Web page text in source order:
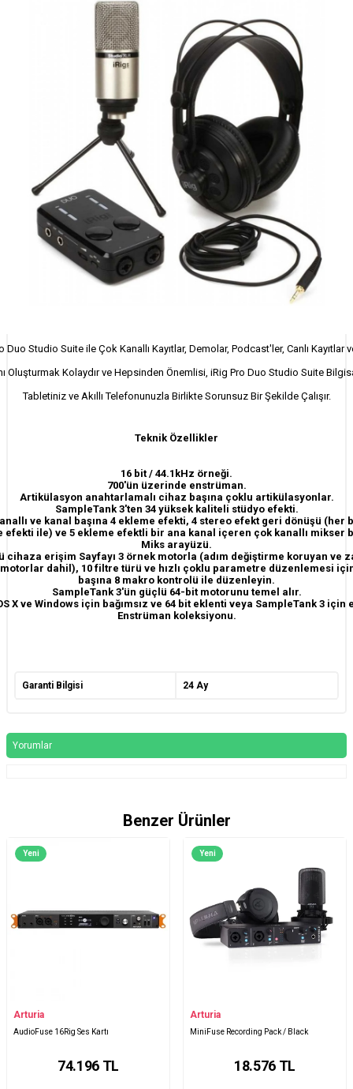
Duo Studio Suite ile Çok Kanallı Kayıtlar, Demolar, Podcast'ler, Canlı Kayıtlar
Oluşturmak Kolaydır ve Hepsinden Önemlisi, iRig Pro Duo Studio Suite
Tabletiniz ve Akıllı Telefonunuzla Birlikte Sorunsuz Bir Şekilde Çalışır.
Teknik Özellikler
16 bit / 44.1kHz örneği.
700'ün üzerinde enstrüman.
Artikülasyon anahtarlamalı cihaz başına çoklu artikülasyonlar.
SampleTank 3'ten 34 yüksek kaliteli stüdyo efekti.
ve kanal başına 4 ekleme efekti, 4 stereo efekt geri dönüşü (her
efekti ile) ve 5 ekleme efektli bir ana kanal içeren çok kanallı mikser
Miks arayüzü.
cihaza erişim Sayfayı 3 örnek motorla (adım değiştirme koruyan ve
dahil), 10 filtre türü ve hızlı çoklu parametre düzenlemesi
başına 8 makro kontrolü ile düzenleyin.
SampleTank 3'ün güçlü 64-bit motorunu temel alır.
X ve Windows için bağımsız ve 64 bit eklenti veya SampleTank 3 için
Enstrüman koleksiyonu.
Garanti Bilgisi 24 Ay
Yorumlar
Benzer Ürünler
Yeni
Arturia
AudioFuse 16Rig Ses Kartı
74.196TL
Yeni
Arturia
MiniFuse Recording Pack / Black
18.576TL